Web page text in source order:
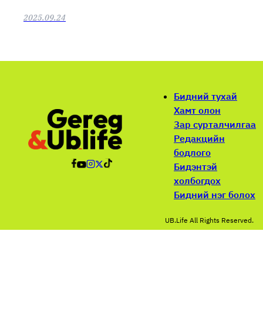
2025.09.24
Бидний тухай
Хамт олон
Зар сурталчилгаа
Редакцийн
бодлого
Бидэнтэй
холбогдох
Бидний нэг болох
UB.Life All Rights Reserved.